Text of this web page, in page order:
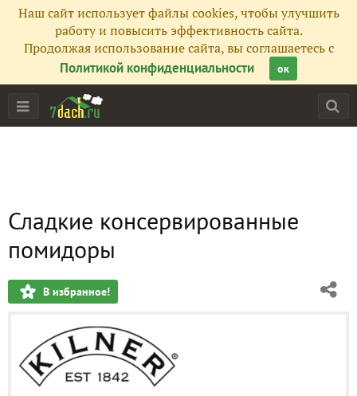
Наш сайт использует файлы cookies, чтобы улучшить
работу и повысить эффективность сайта.
Продолжая использование сайта, вы соглашаетесь с
Политикой конфиденциальности
ок
Сладкие консервированные
помидоры
В избранное!